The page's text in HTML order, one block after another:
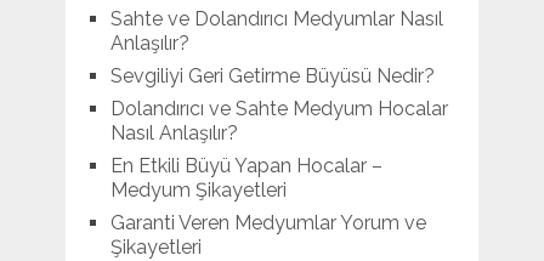
Sahte ve Dolandırıcı Medyumlar Nasıl
Anlaşılır?
Sevgiliyi Geri Getirme Büyüsü Nedir?
Dolandırıcı ve Sahte Medyum Hocalar
Nasıl Anlaşılır?
En Etkili Büyü Yapan Hocalar –
Medyum Şikayetleri
Garanti Veren Medyumlar Yorum ve
Şikayetleri